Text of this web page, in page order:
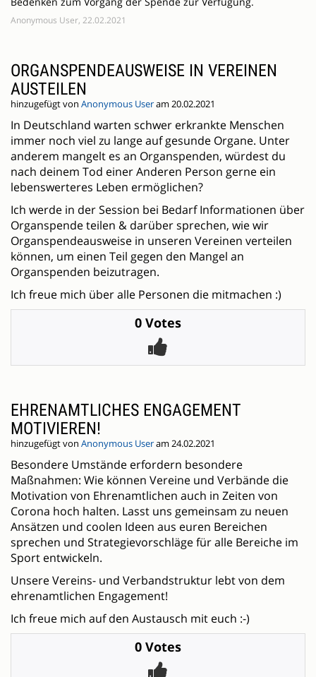
Anonymous User, 22.02.2021
ORGANSPENDEAUSWEISE IN VEREINEN
AUSTEILEN
hinzugefügt von Anonymous Useram 20.02.2021
In Deutschland warten schwer erkrankte Menschen
immer noch viel zu lange auf gesunde Organe. Unter
anderem mangelt es an Organspenden, würdest du
nach deinem Tod einer Anderen Person gerne ein
lebenswerteres Leben ermöglichen?
Ich werde in der Session bei Bedarf Informationen über
Organspende teilen & darüber sprechen, wie wir
Organspendeausweise in unseren Vereinen verteilen
können, um einen Teil gegen den Mangel an
Organspenden beizutragen.
Ich freue mich über alle Personen die mitmachen :)
0 Votes
EHRENAMTLICHES ENGAGEMENT
MOTIVIEREN!
hinzugefügt von Anonymous Useram 24.02.2021
Besondere Umstände erfordern besondere
Maßnahmen: Wie können Vereine und Verbände die
Motivation von Ehrenamtlichen auch in Zeiten von
Corona hoch halten. Lasst uns gemeinsam zu neuen
Ansätzen und coolen Ideen aus euren Bereichen
sprechen und Strategievorschläge für alle Bereiche im
Sport entwickeln.
Unsere Vereins- und Verbandstruktur lebt von dem
ehrenamtlichen Engagement!
Ich freue mich auf den Austausch mit euch :-)
0 Votes